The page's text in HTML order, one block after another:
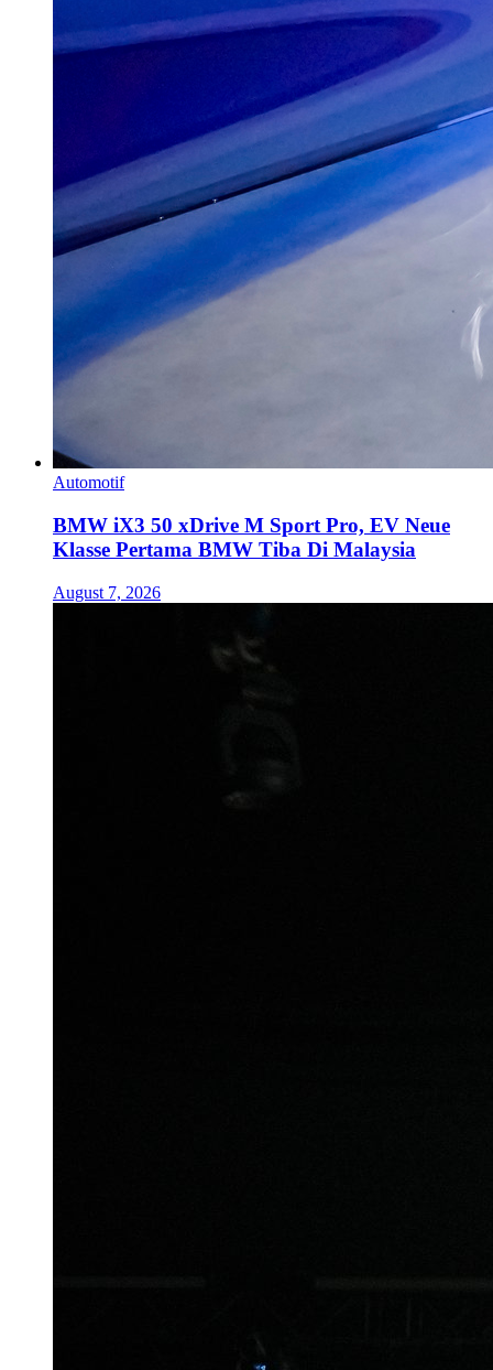
Automotif
BMW iX3 50 xDrive M Sport Pro, EV Neue
Klasse Pertama BMW Tiba Di Malaysia
August 7, 2026